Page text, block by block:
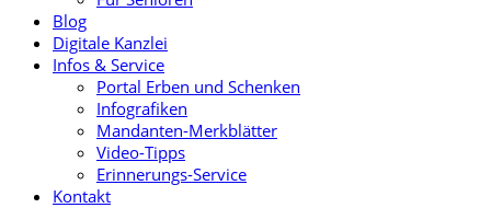
Blog
Digitale Kanzlei
Infos & Service
Portal Erben und Schenken
Infografiken
Mandanten-Merkblätter
Video-Tipps
Erinnerungs-Service
Kontakt